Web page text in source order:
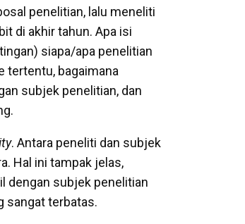
penelitian, lalu meneliti
di akhir tahun. Apa isi
siapa/apa penelitian
tertentu, bagaimana
subjek penelitian, dan
. Antara peneliti dan subjek
Hal ini tampak jelas,
dengan subjek penelitian
sangat terbatas.